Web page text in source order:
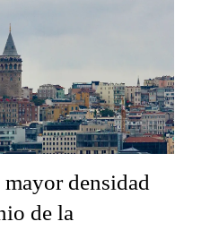
densidad
de la